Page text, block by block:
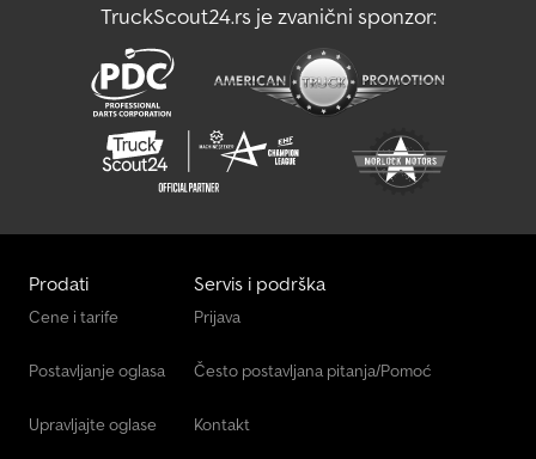
TruckScout24.rs je zvanični sponzor:
Prodati
Cene i tarife
Postavljanje oglasa
Upravljajte oglase
Servis i podrška
Prijava
Često postavljana pitanja/Pomoć
Kontakt